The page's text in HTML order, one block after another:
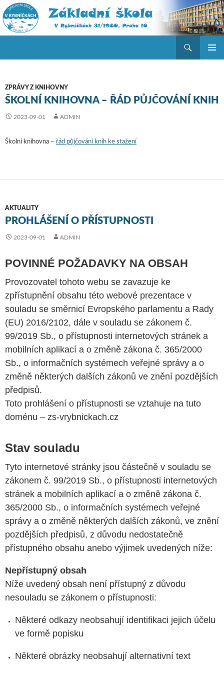
ZPRÁVY Z KNIHOVNY
ŠKOLNÍ KNIHOVNA – ŘÁD PŮJČOVÁNÍ KNIH
2023-09-01 ADMIN
Školní knihovna – řád půjčování knih ke stažení
AKTUALITY
PROHLÁŠENÍ O PŘÍSTUPNOSTI
2023-09-01 ADMIN
POVINNÉ POŽADAVKY NA OBSAH
Provozovatel tohoto webu se zavazuje ke
zpřístupnění obsahu této webové prezentace v
souladu se směrnicí Evropského parlamentu a Rady
(EU) 2016/2102, dále v souladu se zákonem č.
99/2019 Sb., o přístupnosti internetových stránek a
mobilních aplikací a o změně zákona č. 365/2000
Sb., o informačních systémech veřejné správy a o
změně některých dalších zákonů ve znění pozdějších
předpisů.
Toto prohlášení o přístupnosti se vztahuje na tuto
doménu – zs-vrybnickach.cz
Stav souladu
Tyto internetové stránky jsou částečně v souladu se
zákonem č. 99/2019 Sb., o přístupnosti internetových
stránek a mobilních aplikací a o změně zákona č.
365/2000 Sb., o informačních systémech veřejné
správy a o změně některých dalších zákonů, ve znění
pozdějších předpisů, z důvodu nedostatečně
přístupného obsahu anebo výjimek uvedených níže:
Nepřístupný obsah
Níže uvedený obsah není přístupný z důvodu
nesouladu se zákonem o přístupnosti:
Některé odkazy neobsahují identifikaci jejich účelu
ve formě popisku
Některé obrázky neobsahují alternativní text